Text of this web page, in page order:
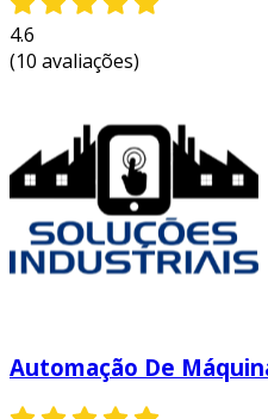
4.6
(10 avaliações)
Automação De